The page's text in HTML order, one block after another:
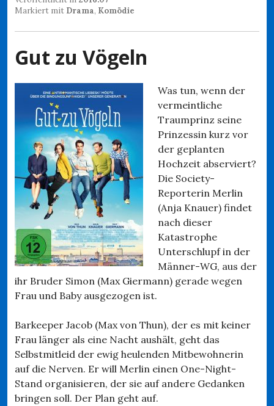
Markiert mit Drama, Komödie
Gut zu Vögeln
Was tun, wenn der
vermeintliche
Traumprinz seine
Prinzessin kurz vor
der geplanten
Hochzeit abserviert?
Die Society-
Reporterin Merlin
(Anja Knauer) findet
nach dieser
Katastrophe
Unterschlupf in der
Männer-WG, aus der
ihr Bruder Simon (Max Giermann) gerade wegen
Frau und Baby ausgezogen ist.
Barkeeper Jacob (Max von Thun), der es mit keiner
Frau länger als eine Nacht aushält, geht das
Selbstmitleid der ewig heulenden Mitbewohnerin
auf die Nerven. Er will Merlin einen One-Night-
Stand organisieren, der sie auf andere Gedanken
bringen soll. Der Plan geht auf.